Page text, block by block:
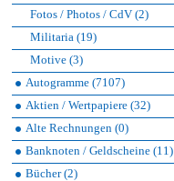
Fotos / Photos / CdV (2)
Militaria (19)
Motive (3)
Autogramme (7107)
Aktien / Wertpapiere (32)
Alte Rechnungen (0)
Banknoten / Geldscheine (11)
Bücher (2)